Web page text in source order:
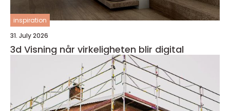
inspiration
31. July 2026
3d Visning når virkeligheten blir digital